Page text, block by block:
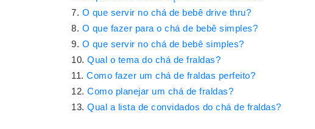
O que servir no chá de bebê drive thru?
O que fazer para o chá de bebê simples?
O que servir no chá de bebê simples?
Qual o tema do chá de fraldas?
Como fazer um chá de fraldas perfeito?
Como planejar um chá de fraldas?
Qual a lista de convidados do chá de fraldas?